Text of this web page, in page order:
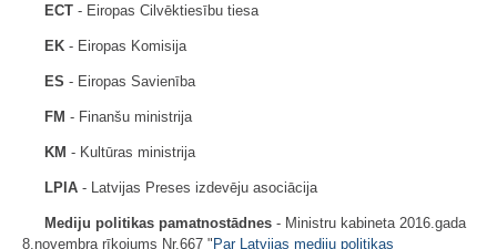
ECT - Eiropas Cilvēktiesību tiesa
EK - Eiropas Komisija
ES - Eiropas Savienība
FM - Finanšu ministrija
KM - Kultūras ministrija
LPIA - Latvijas Preses izdevēju asociācija
Mediju politikas pamatnostādnes - Ministru kabineta 2016.gada
8.novembra rīkojums Nr.667 " Par Latvijas mediju politikas